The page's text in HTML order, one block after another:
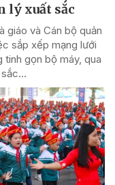
lý xuất sắc
giáo và Cán bộ quản
sắp xếp mạng lưới
gọn bộ máy, qua